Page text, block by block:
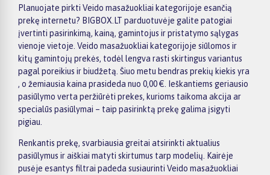
Planuojate pirkti Veido masažuokliai kategorijoje esančią
prekę internetu? BIGBOX.LT parduotuvėje galite patogiai
įvertinti pasirinkimą, kainą, gamintojus ir pristatymo sąlygas
vienoje vietoje. Veido masažuokliai kategorijoje siūlomos ir
kitų gamintojų prekės, todėl lengva rasti skirtingus variantus
pagal poreikius ir biudžetą. Šiuo metu bendras prekių kiekis yra
, o žemiausia kaina prasideda nuo 0,00 €. Ieškantiems geriausio
pasiūlymo verta peržiūrėti prekes, kurioms taikoma akcija ar
specialūs pasiūlymai – taip pasirinktą prekę galima įsigyti
pigiau.
Renkantis prekę, svarbiausia greitai atsirinkti aktualius
pasiūlymus ir aiškiai matyti skirtumus tarp modelių. Kairėje
pusėje esantys filtrai padeda susiaurinti Veido masažuokliai